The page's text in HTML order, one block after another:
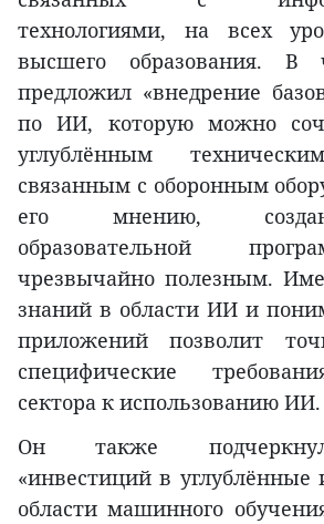
технологиями, на всех
высшего образования. В
предложил «внедрение
по ИИ, которую можно
углублённым
связанным с оборонным
его мнению,
образовательной
чрезвычайно полезным.
знаний в области ИИ и
приложений позволит
специфические
сектора к использованию ИИ.
Он также
«инвестиций в углублённые
области машинного